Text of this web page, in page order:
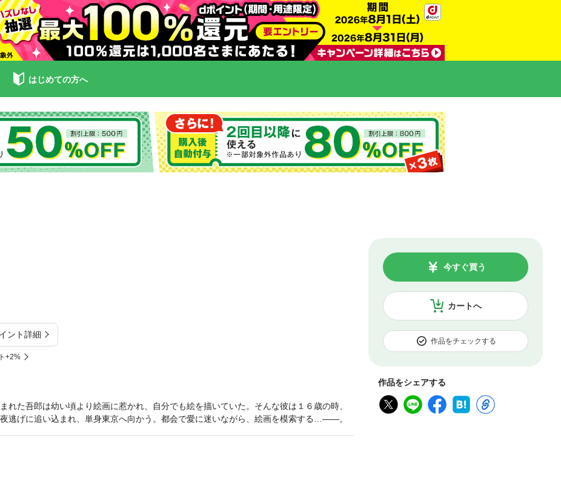
はじめての方へ
ント詳細
+2%
カートへ
今すぐ買う
作品をチェックする
作品をシェアする
れた吾郎は幼い頃より絵画に惹かれ、自分でも絵を描いていた。そんな彼は１６歳の時、
逃げに追い込まれ、単身東京へ向かう。都会で愛に迷いながら、絵画を模索する…――。